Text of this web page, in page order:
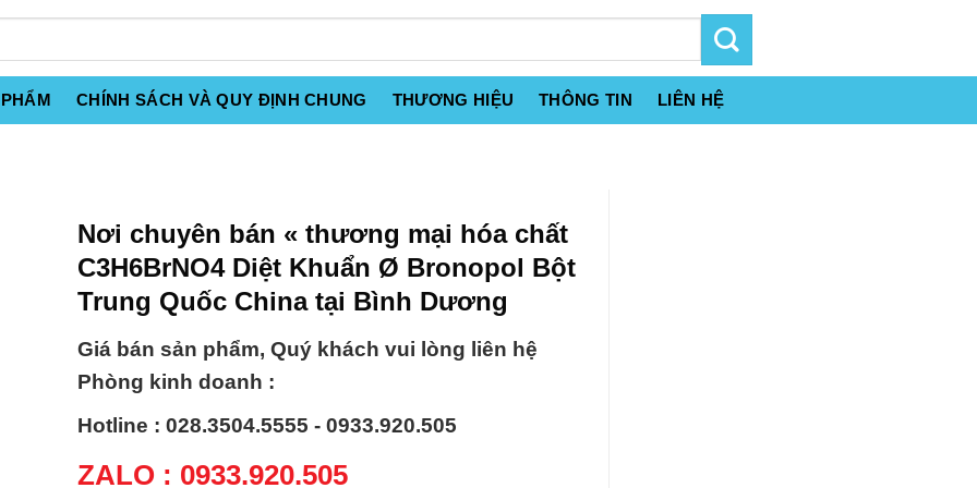
CHÍNH SÁCH VÀ QUY ĐỊNH CHUNG THƯƠNG HIỆU THÔNG TIN LIÊN HỆ
Nơi chuyên bán « thương mại hóa chất
C3H6BrNO4 Diệt Khuẩn Ø Bronopol Bột
Trung Quốc China tại Bình Dương
Giá bán sản phẩm, Quý khách vui lòng liên hệ
Phòng kinh doanh :
Hotline : 028.3504.5555 - 0933.920.505
ZALO : 0933.920.505